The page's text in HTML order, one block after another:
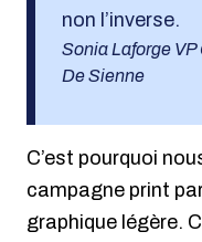
non l’inverse.
Sonia Laforge VP
De Sienne
C’est pourquoi
campagne print
graphique légère.